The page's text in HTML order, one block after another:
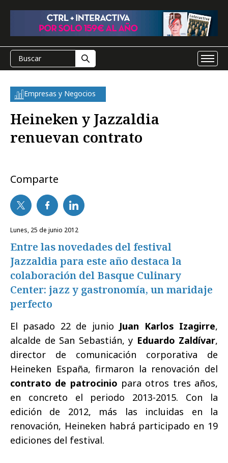
Empresas y Negocios
Heineken y Jazzaldia
renuevan contrato
Comparte
lunes, 25 de junio 2012
Entre las novedades del festival
Jazzaldia para este año destaca la
colaboración del Basque Culinary
Center: jazz y gastronomía, un maridaje
perfecto
El pasado 22 de junio Juan Karlos Izagirre,
alcalde de San Sebastián, y Eduardo Zaldívar,
director de comunicación corporativa de
Heineken España, firmaron la renovación del
contrato de patrocinio para otros tres años,
en concreto el periodo 2013-2015. Con la
edición de 2012, más las incluidas en la
renovación, Heineken habrá participado en 19
ediciones del festival.